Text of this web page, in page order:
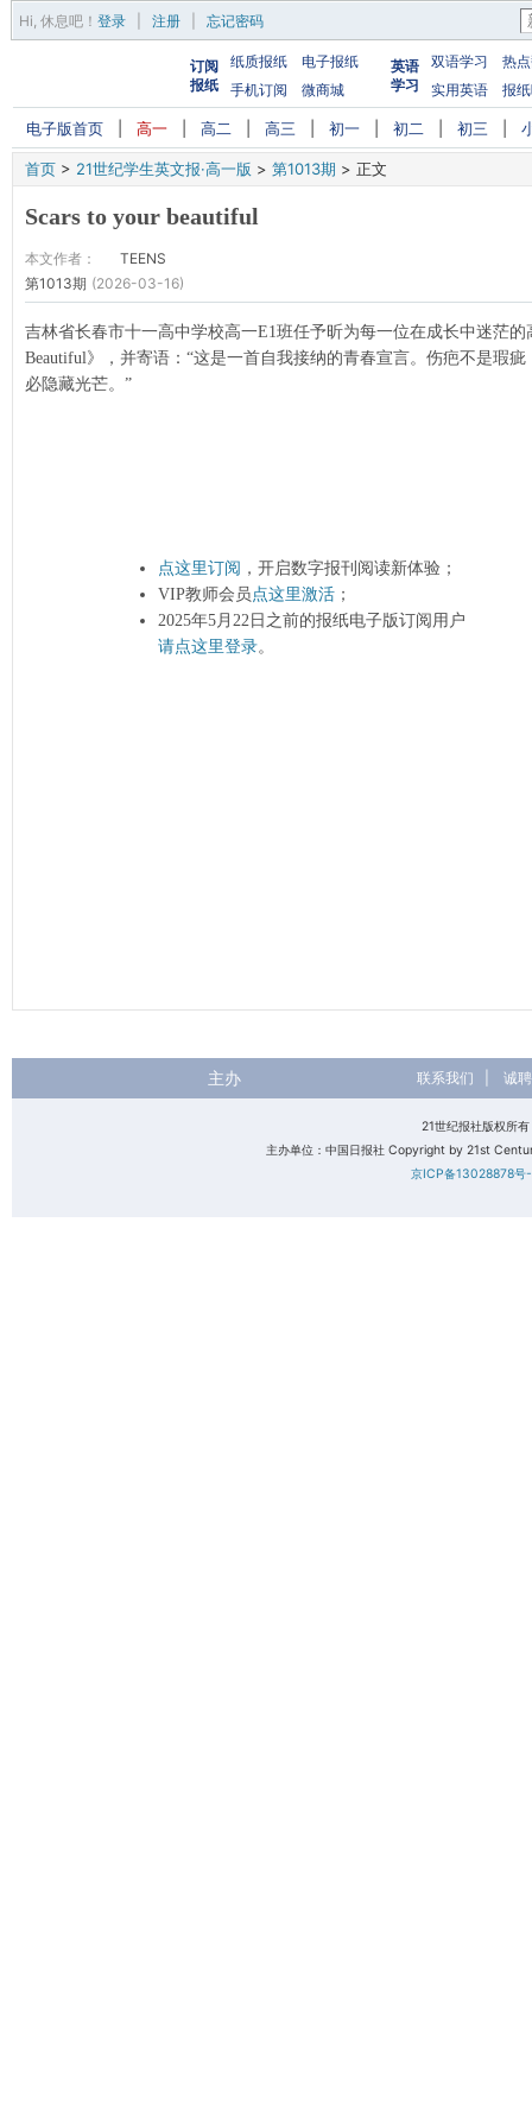
Hi, 休息吧 ！ 登录 注册 忘记密码
订阅
报纸
纸质报纸
电子报纸
手机订阅
微商城
英语
学习
双语学习
热
实用英语
报
电子版首页 高一 高二 高三 初一 初二 初三
首页 > 21世纪学生英文报·高一版 > 第1013期 > 正文
Scars to your beautiful
本文作者：
TEENS
第1013期 (2026-03-16)
吉林省长春市十一高中学校高一E1班任予昕为每一位在成长中迷茫的
Beautiful》，并寄语：“这是一首自我接纳的青春宣言。伤疤不是瑕
必隐藏光芒。”
点这里订阅 ，开启数字报刊阅读新体验；
VIP教师会员点这里激活 ；
2025年5月22日之前的报纸电子版订阅用户
请点这里登录。
主办 联系我们 诚
21世纪报社版权所
主办单位：中国日报社 Copyright by 21st
京ICP备13028878号